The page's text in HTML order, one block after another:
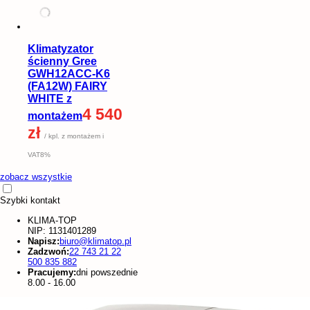
Klimatyzator
ścienny Gree
GWH12ACC-K6
(FA12W) FAIRY
WHITE z
montażem4 540
zł / kpl. z montażem i
VAT8%
zobacz wszystkie
Szybki kontakt
KLIMA-TOP
NIP: 1131401289
Napisz:biuro@klimatop.pl
Zadzwoń:22 743 21 22
500 835 882
Pracujemy:dni powszednie
8.00 - 16.00